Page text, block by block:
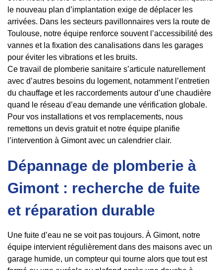
le nouveau plan d’implantation exige de déplacer les
arrivées. Dans les secteurs pavillonnaires vers la route de
Toulouse, notre équipe renforce souvent l’accessibilité des
vannes et la fixation des canalisations dans les garages
pour éviter les vibrations et les bruits.
Ce travail de plomberie sanitaire s’articule naturellement
avec d’autres besoins du logement, notamment l’entretien
du chauffage et les raccordements autour d’une chaudière
quand le réseau d’eau demande une vérification globale.
Pour vos installations et vos remplacements, nous
remettons un devis gratuit et notre équipe planifie
l’intervention à Gimont avec un calendrier clair.
Dépannage de plomberie à
Gimont : recherche de fuite
et réparation durable
Une fuite d’eau ne se voit pas toujours. À Gimont, notre
équipe intervient régulièrement dans des maisons avec un
garage humide, un compteur qui tourne alors que tout est